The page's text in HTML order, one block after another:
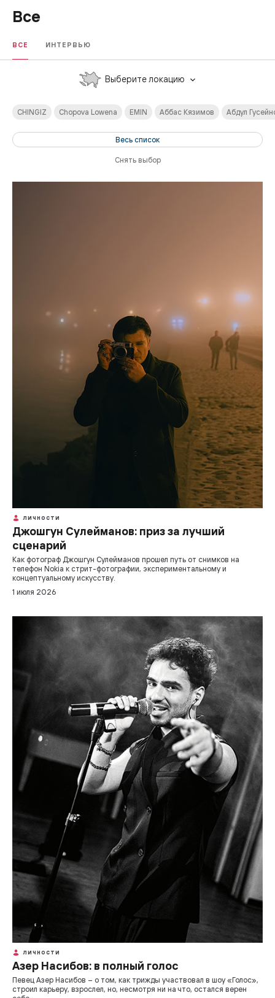
Все
ВСЕ ИНТЕРВЬЮ
Выберите локацию
CHINGIZ Chopova Lowena EMIN Аббас Кязимов Абдул
Весь список
Снять выбор
ЛИЧНОСТИ
Джошгун Сулейманов: приз за лучший
сценарий
Как фотограф Джошгун Сулейманов прошел путь от снимков на
телефон Nokia к стрит-фотографии, экспериментальному и
концептуальному искусству.
1 июля 2026
ЛИЧНОСТИ
Азер Насибов: в полный голос
Певец Азер Насибов – о том, как трижды участвовал в шоу «Голос»,
строил карьеру, взрослел, но, несмотря ни на что, остался верен